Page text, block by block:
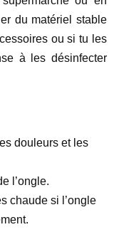
du matériel stable
ou si tu les
à les désinfecter
douleurs et les
l’ongle.
chaude si l’ongle